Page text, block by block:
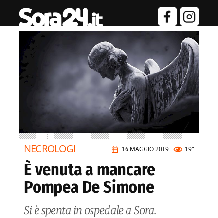
16 MAGGIO 2019 19"
NECROLOGI
È venuta a mancare
Pompea De Simone
Si è spenta in ospedale a Sora.